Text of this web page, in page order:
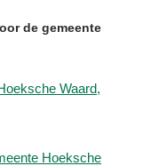
de gemeente
Waard,
Hoeksche